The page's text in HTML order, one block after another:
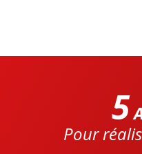
5
Pour